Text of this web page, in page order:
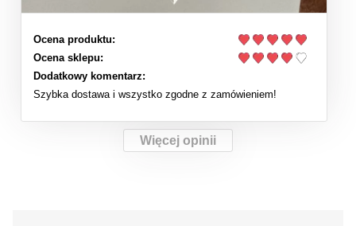
Ocena produktu:
Ocena sklepu:
Dodatkowy komentarz:
Szybka dostawa i wszystko zgodne z zamówieniem!
Więcej opinii